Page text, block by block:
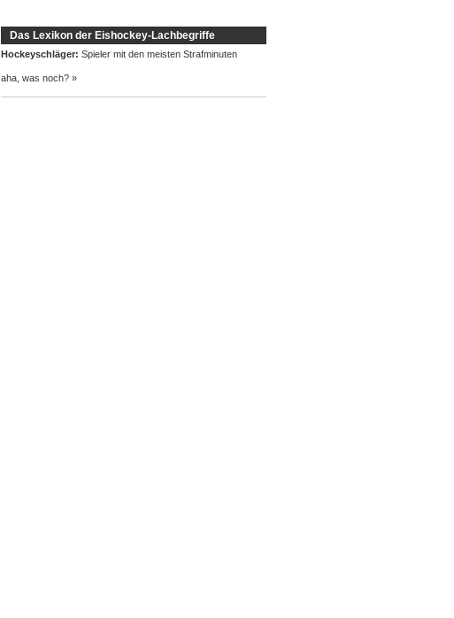
Das Lexikon der Eishockey-Lachbegriffe
Hockeyschläger: Spieler mit den meisten Strafminuten
aha, was noch? »